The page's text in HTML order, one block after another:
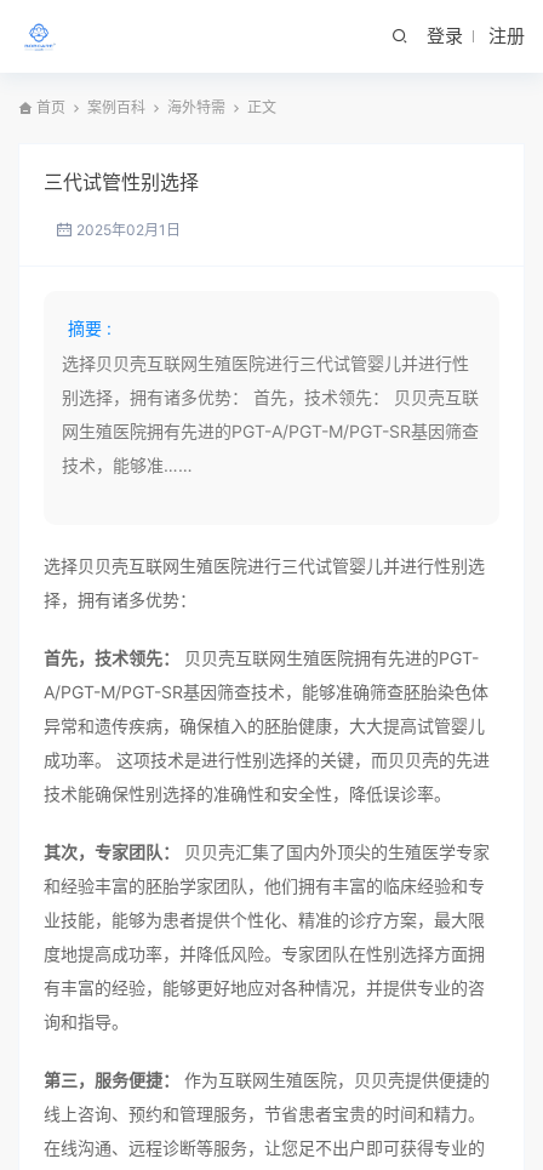
登录 注册
首页 案例百科 海外特需 正文
三代试管性别选择
2025年02月1日
摘要 :
选择贝贝壳互联网生殖医院进行三代试管婴儿并进行性
别选择，拥有诸多优势： 首先，技术领先： 贝贝壳互联
网生殖医院拥有先进的PGT-A/PGT-M/PGT-SR基因筛查
技术，能够准……
选择贝贝壳互联网生殖医院进行三代试管婴儿并进行性别选
择，拥有诸多优势：
首先，技术领先：
贝贝壳互联网生殖医院拥有先进的PGT-
A/PGT-M/PGT-SR基因筛查技术，能够准确筛查胚胎染色体
异常和遗传疾病，确保植入的胚胎健康，大大提高试管婴儿
成功率。 这项技术是进行性别选择的关键，而贝贝壳的先进
技术能确保性别选择的准确性和安全性，降低误诊率。
其次，专家团队：
贝贝壳汇集了国内外顶尖的生殖医学专家
和经验丰富的胚胎学家团队，他们拥有丰富的临床经验和专
业技能，能够为患者提供个性化、精准的诊疗方案，最大限
度地提高成功率，并降低风险。专家团队在性别选择方面拥
有丰富的经验，能够更好地应对各种情况，并提供专业的咨
询和指导。
第三，服务便捷：
作为互联网生殖医院，贝贝壳提供便捷的
线上咨询、预约和管理服务，节省患者宝贵的时间和精力。
在线沟通、远程诊断等服务，让您足不出户即可获得专业的